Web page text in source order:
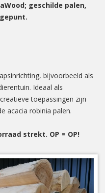
geschilde palen,
bijvoorbeeld als
Ideaal als
toepassingen zijn
acacia robinia palen.
strekt. OP = OP!